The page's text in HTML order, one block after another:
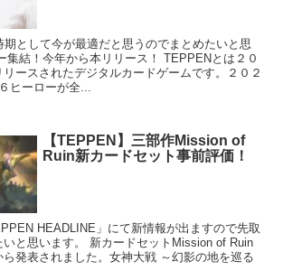
として今が最適だと思うのでまとめたいと思
集結！今年から本リリース！ TEPPENとは２０
リースされたデジタルカードゲームです。２０２
ヒーローが全...
【TEPPEN】三部作Mission of
Ruin新カードセット事前評価！
HEADLINE」にて新情報が出ますので先取
いと思います。 新カードセットMission of Ruin
発表されました。女神大戦 ～幻影の地を巡る